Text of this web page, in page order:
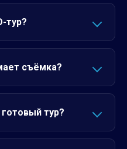
тур?
съёмка?
тур?